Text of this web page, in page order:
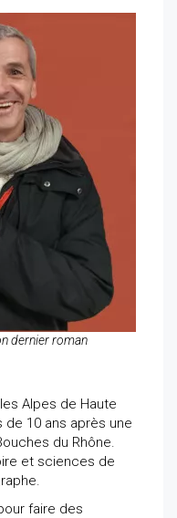
dernier roman
Alpes de Haute
10 ans après une
du Rhône.
et sciences de
faire des